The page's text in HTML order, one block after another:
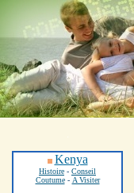
.
Kenya
Histoire - Conseil
Coutume - A Visiter